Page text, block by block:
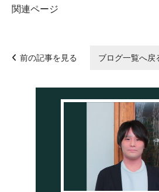
関連ページ
前の記事を見る ブログ一覧へ戻